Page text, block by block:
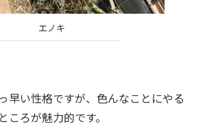
エノキ
早い性格ですが、色んなことにやる
ろが魅力的です。